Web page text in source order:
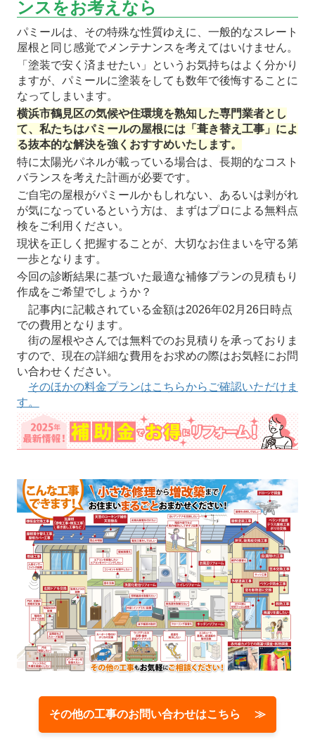
ンスをお考えなら
パミールは、その特殊な性質ゆえに、一般的なスレート
屋根と同じ感覚でメンテナンスを考えてはいけません。
「塗装で安く済ませたい」というお気持ちはよく分かり
ますが、パミールに塗装をしても数年で後悔することに
なってしまいます。
横浜市鶴見区の気候や住環境を熟知した専門業者とし
て、私たちはパミールの屋根には「葺き替え工事」によ
る抜本的な解決を強くおすすめいたします。
特に太陽光パネルが載っている場合は、長期的なコスト
バランスを考えた計画が必要です。
ご自宅の屋根がパミールかもしれない、あるいは剥がれ
が気になっているという方は、まずはプロによる無料点
検をご利用ください。
現状を正しく把握することが、大切なお住まいを守る第
一歩となります。
今回の診断結果に基づいた最適な補修プランの見積もり
作成をご希望でしょうか？
記事内に記載されている金額は2026年02月26日時点
での費用となります。
街の屋根やさんでは無料でのお見積りを承っておりま
すので、現在の詳細な費用をお求めの際はお気軽にお問
い合わせください。
そのほかの料金プランはこちらからご確認いただけま
す。
その他の工事のお問い合わせはこちら ≫